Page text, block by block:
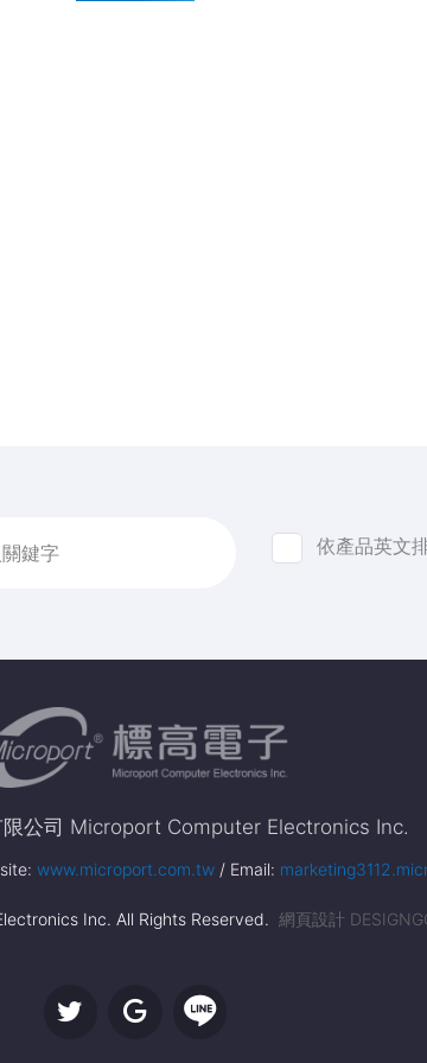
鍵字 依產品英文
限公司 Microport Computer Electronics Inc.
www.microport.com.tw / Email:
Inc. All Rights Reserved. 網頁設計